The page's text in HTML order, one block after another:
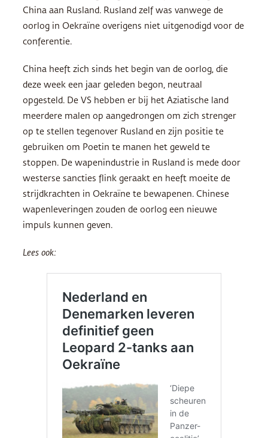
China aan Rusland. Rusland zelf was vanwege de
oorlog in Oekraïne overigens niet uitgenodigd voor de
conferentie.
China heeft zich sinds het begin van de oorlog, die
deze week een jaar geleden begon, neutraal
opgesteld. De VS hebben er bij het Aziatische land
meerdere malen op aangedrongen om zich strenger
op te stellen tegenover Rusland en zijn positie te
gebruiken om Poetin te manen het geweld te
stoppen. De wapenindustrie in Rusland is mede door
westerse sancties flink geraakt en heeft moeite de
strijdkrachten in Oekraïne te bewapenen. Chinese
wapenleveringen zouden de oorlog een nieuwe
impuls kunnen geven.
Lees ook: